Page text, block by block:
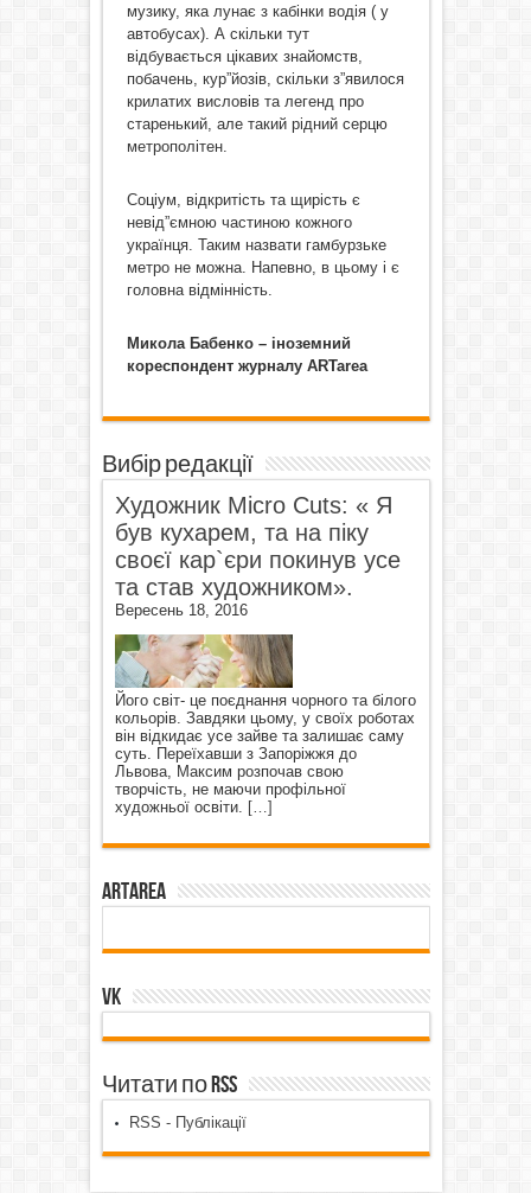
музику, яка лунає з кабінки водія ( у
автобусах). А скільки тут
відбувається цікавих знайомств,
побачень, кур”йозів, скільки з”явилося
крилатих висловів та легенд про
старенький, але такий рідний серцю
метрополітен.
Соціум, відкритість та щирість є
невід”ємною частиною кожного
українця. Таким назвати гамбурзьке
метро не можна. Напевно, в цьому і є
головна відмінність.
Микола Бабенко – іноземний
кореспондент журналу ARTarea
Вибір редакції
Художник Micro Cuts: « Я
був кухарем, та на піку
своєї кар`єри покинув усе
та став художником».
Вересень 18, 2016
Його світ- це поєднання чорного та білого
кольорів. Завдяки цьому, у своїх роботах
він відкидає усе зайве та залишає саму
суть. Переїхавши з Запоріжжя до
Львова, Максим розпочав свою
творчість, не маючи профільної
художньої освіти. […]
ArtArea
VK
Читати по RSS
RSS - Публікації